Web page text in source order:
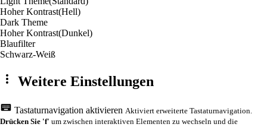
Hoher Kontrast(Hell)
Dark Theme
Hoher Kontrast(Dunkel)
Blaufilter
Schwarz-Weiß
Weitere Einstellungen
Tastaturnavigation aktivieren Aktiviert erweiterte Tastaturnavigation.
Drücken Sie 'f' um zwischen interaktiven Elementen zu wechseln und die